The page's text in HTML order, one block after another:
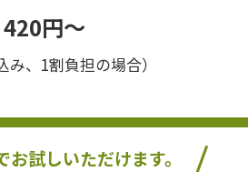
420円〜
み、1割負担の場合）
お試しいただけます。